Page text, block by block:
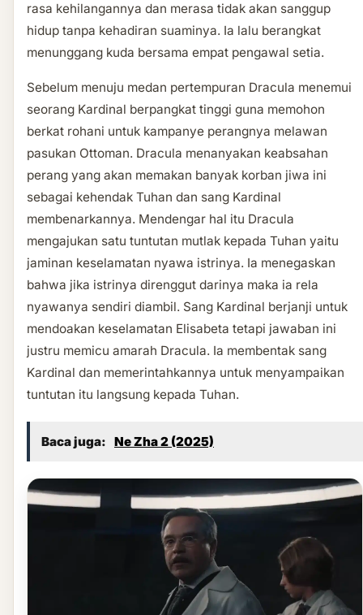
rasa kehilangannya dan merasa tidak akan sanggup
hidup tanpa kehadiran suaminya. Ia lalu berangkat
menunggang kuda bersama empat pengawal setia.
Sebelum menuju medan pertempuran Dracula menemui
seorang Kardinal berpangkat tinggi guna memohon
berkat rohani untuk kampanye perangnya melawan
pasukan Ottoman. Dracula menanyakan keabsahan
perang yang akan memakan banyak korban jiwa ini
sebagai kehendak Tuhan dan sang Kardinal
membenarkannya. Mendengar hal itu Dracula
mengajukan satu tuntutan mutlak kepada Tuhan yaitu
jaminan keselamatan nyawa istrinya. Ia menegaskan
bahwa jika istrinya direnggut darinya maka ia rela
nyawanya sendiri diambil. Sang Kardinal berjanji untuk
mendoakan keselamatan Elisabeta tetapi jawaban ini
justru memicu amarah Dracula. Ia membentak sang
Kardinal dan memerintahkannya untuk menyampaikan
tuntutan itu langsung kepada Tuhan.
Baca juga: Ne Zha 2 (2025)